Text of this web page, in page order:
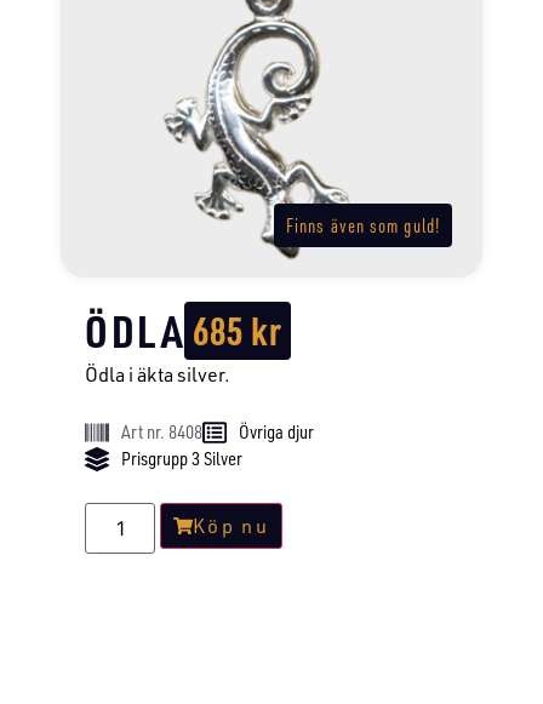
Finns även som guld!
ÖDLA 685kr
Ödla i äkta silver.
Art nr. 8408
Övriga djur
Prisgrupp 3 Silver
Köp nu